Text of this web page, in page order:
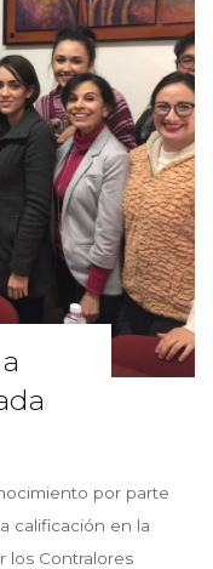
por parte
calificación en la
los Contralores